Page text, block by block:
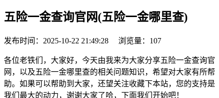
五险一金查询官网(五险一金哪里查)
发布时间：2025-10-22 21:49:28 浏览量：107
各位老铁们，大家好，今天由我来为大家分享五险一金查询官
网，以及五险一金哪里查的相关问题知识，希望对大家有所帮
助。如果可以帮助到大家，还望关注收藏下本站，您的支持是
我们最大的动力，谢谢大家了哈，下面我们开始吧！